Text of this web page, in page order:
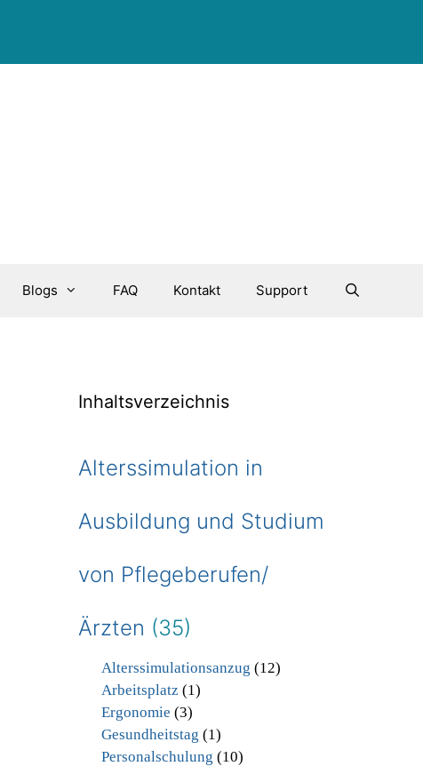
Blogs FAQ Kontakt Support
Inhaltsverzeichnis
Alterssimulation in
Ausbildung und Studium
von Pflegeberufen/
Ärzten (35)
Alterssimulationsanzug (12)
Arbeitsplatz (1)
Ergonomie (3)
Gesundheitstag (1)
Personalschulung (10)